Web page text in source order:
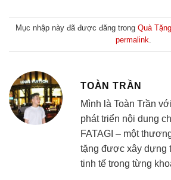
Mục nhập này đã được đăng trong Quà
permalink
TOÀN TRẦN
Mình là Toàn Trần
phát triển nội dung
FATAGI – một
tặng được xây dựng
tinh tế trong từng